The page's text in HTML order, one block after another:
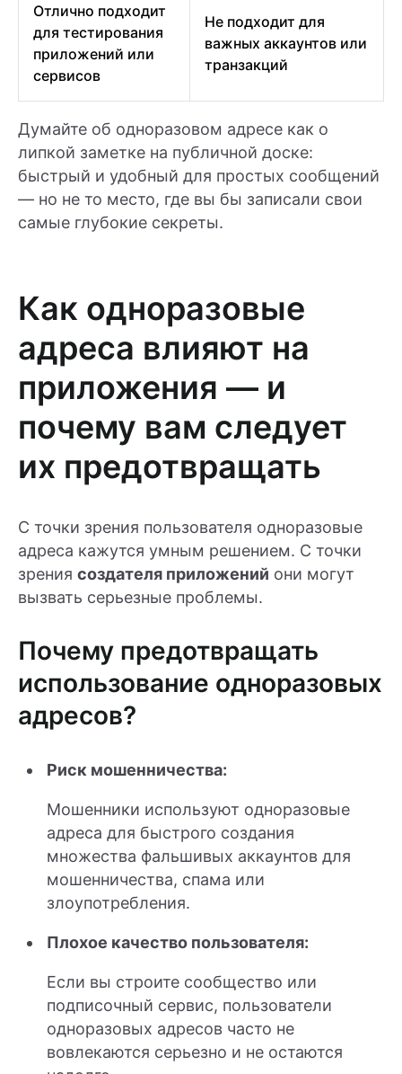
Отлично подходит
для тестирования
приложений или
сервисов
Не подходит для
важных аккаунтов или
транзакций
Думайте об одноразовом адресе как о
липкой заметке на публичной доске:
быстрый и удобный для простых сообщений
— но не то место, где вы бы записали свои
самые глубокие секреты.
Как одноразовые
адреса влияют на
приложения — и
почему вам следует
их предотвращать
С точки зрения пользователя одноразовые
адреса кажутся умным решением. С точки
зрения создателя приложений они могут
вызвать серьезные проблемы.
Почему предотвращать
использование одноразовых
адресов?
Риск мошенничества:
Мошенники используют одноразовые
адреса для быстрого создания
множества фальшивых аккаунтов для
мошенничества, спама или
злоупотребления.
Плохое качество пользователя:
Если вы строите сообщество или
подписочный сервис, пользователи
одноразовых адресов часто не
вовлекаются серьезно и не остаются